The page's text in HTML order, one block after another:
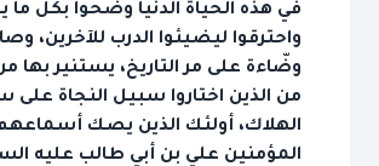
في هذه الحياة الدنيا وضحوا بكل ما
واحترقوا ليضيئوا الدرب للآخرين،
وضّاءة على مر التاريخ، يستنير بها
من الذين اختاروا سبيل النجاة على
الهلاك، أولئك الذين يصك
المؤمنين علي بن أبي طالب عليه